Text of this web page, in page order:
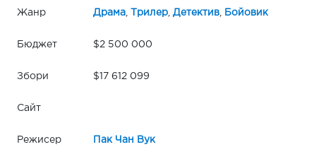
Жанр Драма, Трилер, Детектив, Бойовик
Бюджет $2 500 000
Збори $17 612 099
Сайт
Режисер Пак Чан Вук